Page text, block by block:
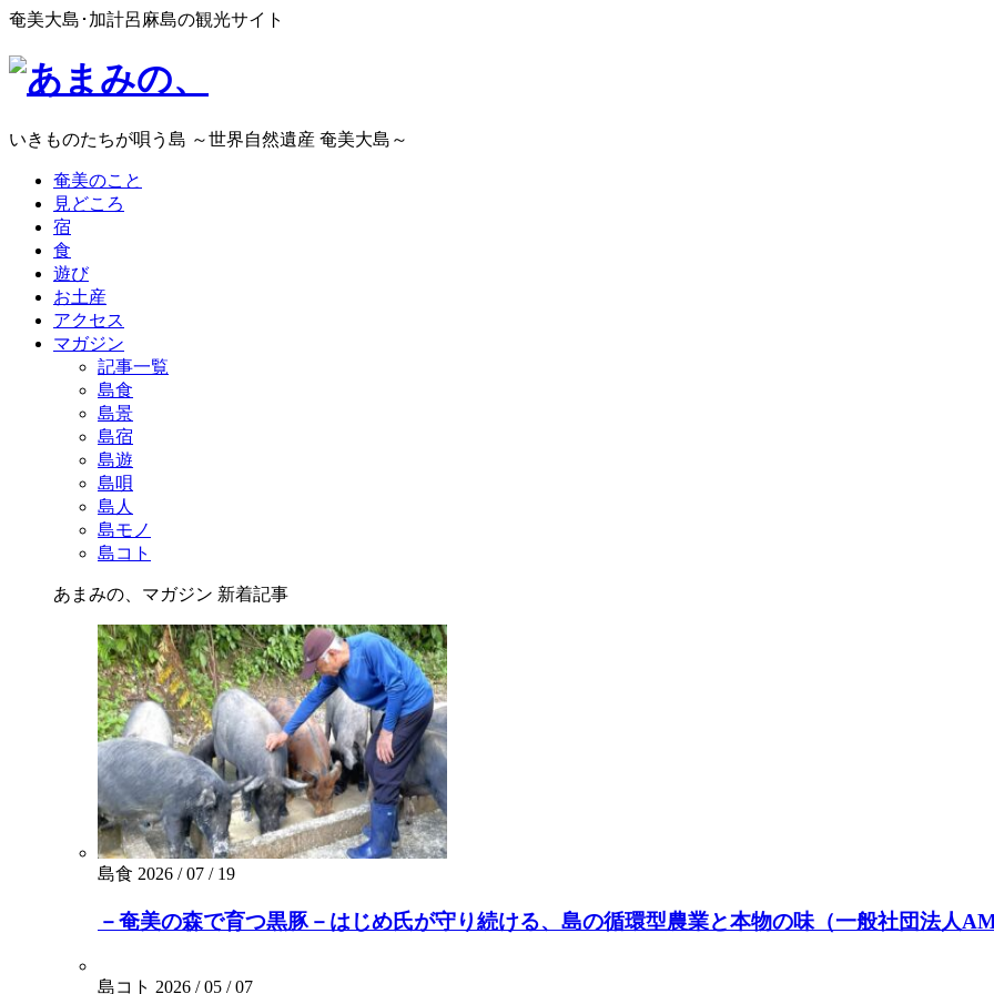
奄美大島･加計呂麻島の観光サイト
いきものたちが唄う島 ～世界自然遺産 奄美大島～
奄美のこと
見どころ
宿
食
遊び
お土産
アクセス
マガジン
記事一覧
島食
島景
島宿
島遊
島唄
島人
島モノ
島コト
あまみの、マガジン 新着記事
島食 2026 / 07 / 19
－奄美の森で育つ黒豚－はじめ氏が守り続ける、島の循環型農業と本物の味（一般社団法人
島コト 2026 / 05 / 07